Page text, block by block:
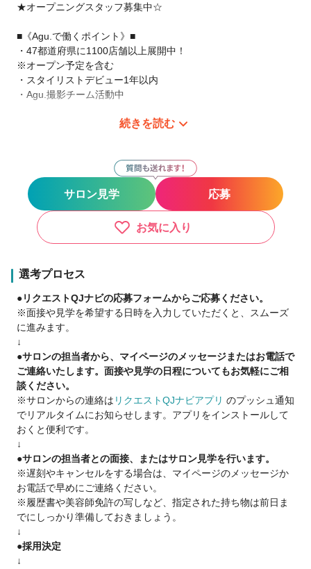
★オープニングスタッフ募集中☆
■《Agu.で働くポイント》■
・47都道府県に1100店舗以上展開中！
※オープン予定を含む
・スタイリストデビュー1年以内
・Agu.撮影チーム活動中
サロン見学だけでというのでもOKです。
現在、日本全国（47都道府県）にAgu.は展開中です。
あなたの働きたい場所で、やりたい働き方を!
【○○したい！がAgu.ならできます！！】
●バリバリ派
・都会で美容師として活躍したい！
・地元に帰って美容師として活躍したい！
・子供を保育園などに預けている間だけ働きたい♪
●ゆったり派
・美容師をしながらも夢を実現したい♪
・17時退社で夕方から友達と遊びたい♪
などなど
■《スタイリストデビューした後は》■
・歩合率55％～65％
・報酬は嬉しい【日払い】
・Agu.では副業・WワークもOK!!
・フランチャイズ制度
・Agu.独自の確定申告システムを使えます。
困った時には税理士サポートを受けられます！
■《フリーランス(業務委託)は不安という方へ》■
14年で1100店舗以上拡大をさせて頂いているのは
・新規集客力(お客様からの信頼)
・働きやすさ(4700名以上の美容師さんからの信頼)
がAgu.にはあるからです。
続きを読む
サロン見学 応募
お気に入り
選考プロセス
●リクエストQJナビの応募フォームからご応募ください。
※面接や見学を希望する日時を入力していただくと、スムーズ
に進みます。
↓
●サロンの担当者から、マイページのメッセージまたはお電話で
ご連絡いたします。面接や見学の日程についてもお気軽にご相
談ください。
※サロンからの連絡は リクエストQJナビアプリ のプッシュ通知
でリアルタイムにお知らせします。アプリをインストールして
おくと便利です。
↓
●サロンの担当者との面接、またはサロン見学を行います。
※遅刻やキャンセルをする場合は、マイページのメッセージか
お電話で早めにご連絡ください。
※履歴書や美容師免許の写しなど、指定された持ち物は前日ま
でにしっかり準備しておきましょう。
↓
●採用決定
↓